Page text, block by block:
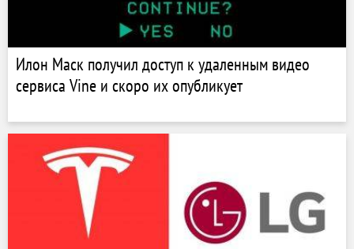
Илон Маск получил доступ к удаленным видео
сервиса Vine и скоро их опубликует